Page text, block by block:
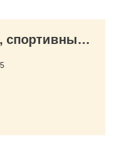
КОНТАКТЫ Спартак, спортивный комплекс